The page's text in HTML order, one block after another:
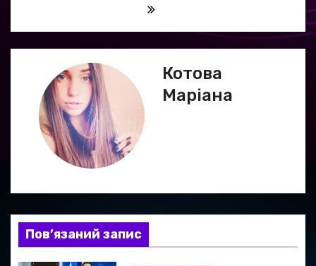
а
а
п
и
Котова
Маріана
Пов’язаний запис